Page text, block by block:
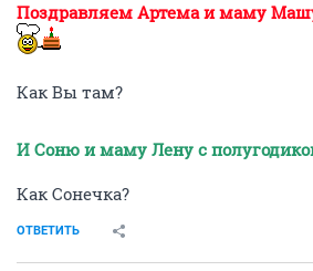
Поздравляем Артема и маму
Как Вы там?
И Соню и маму Лену с
Как Сонечка?
ОТВЕТИТЬ